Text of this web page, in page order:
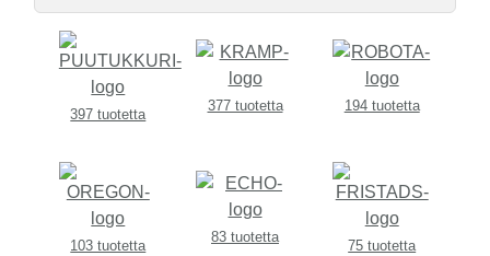
397 tuotetta
377 tuotetta 194 tuotetta
103 tuotetta
83 tuotetta
75 tuotetta